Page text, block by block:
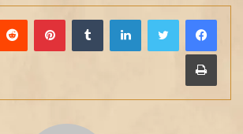
لينكدإن
طباعة